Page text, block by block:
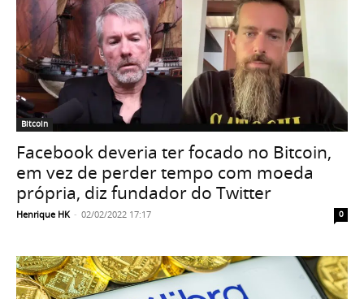
Bitcoin
Facebook deveria ter focado no Bitcoin,
em vez de perder tempo com moeda
própria, diz fundador do Twitter
Henrique HK - 02/02/2022 17:17 0